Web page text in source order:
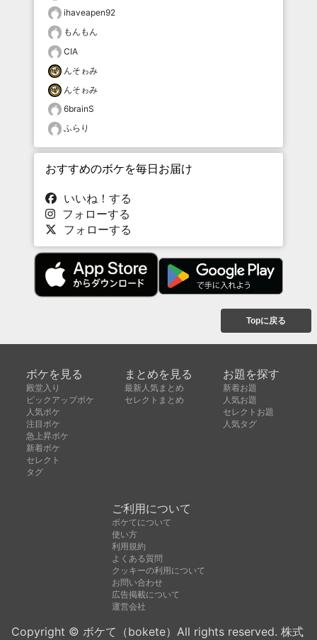
ihaveapen92
もんもん
CIA
んそゎみ
んそゎみ
6brainS
ふらり
おすすめのボケを毎日お届け
いいね！する
フォローする
フォローする
Topに戻る
ボケを見る
殿堂入り
ピックアップボケ
人気ボケ
注目ボケ
急上昇ボケ
新着ボケ
セレクト
タグ
まとめを見る
最新人気まとめ
セレクトまとめ
お題を探す
新着お題
人気お題
セレクトお題
人気タグ
ご利用について
ボケてについて
使い方
利用規約
よくある質問
クッキーの利用について
お問い合わせ
広告掲載について
運営会社
Copyright © ボケて（bokete）All rights reserved. 株式